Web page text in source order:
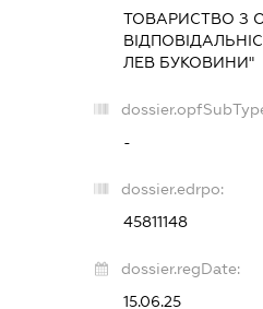
ТОВАРИСТВО З
ЛЕВ БУКОВИНИ"
-
dossier.edrpo:
45811148
dossier.regDate:
15.06.25